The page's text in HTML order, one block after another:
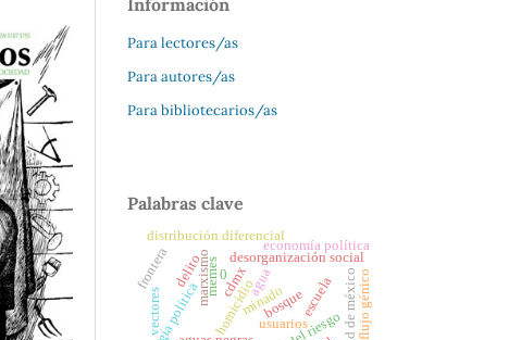
Para lectores/as
Para autores/as
Para bibliotecarios/as
Palabras clave
marxismohomicidiousuarios
memes desorganización social
distribución diferencial
cdmx
delito
minado
bosque
agua
vectores escuela
frontera economía política
flujo génico
0